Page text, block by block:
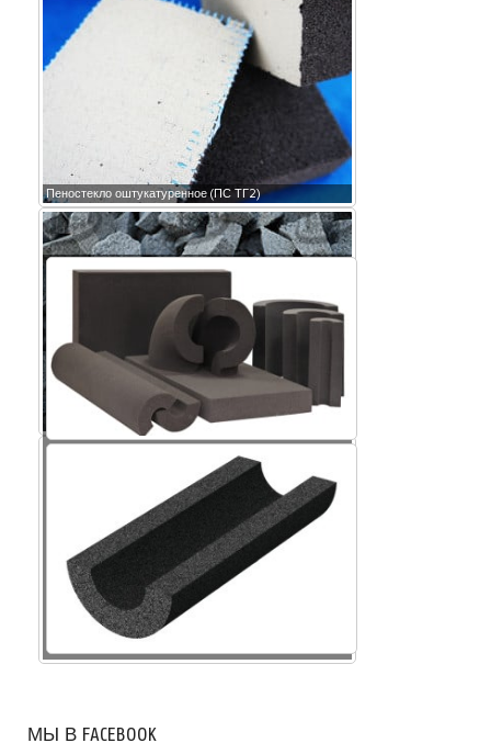
Пеностекло оштукатуренное (ПС ТГ2)
Крошка пеностекла
МЫ В FACEBOOK